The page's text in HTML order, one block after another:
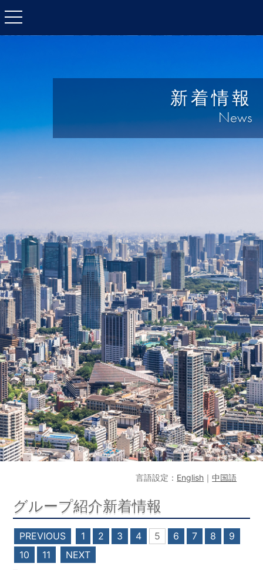
toggle
新着情報
News
言語設定： English ｜中国語
グループ紹介新着情報
PREVIOUS 1 2 3 4 5 6 7 8
9
10
11 NEXT